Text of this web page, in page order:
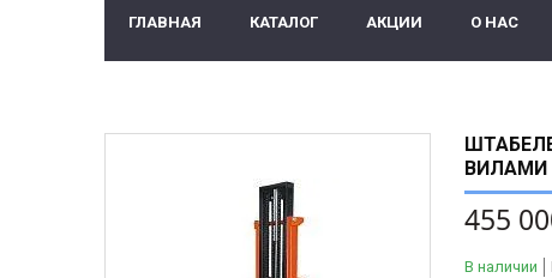
ГЛАВНАЯ КАТАЛОГ АКЦИИ О НАС
ВИЛАМИ
455
В наличии